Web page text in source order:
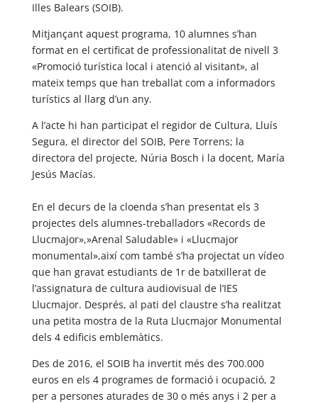
Illes Balears (SOIB).
Mitjançant aquest programa, 10 alumnes s’han
format en el certificat de professionalitat de nivell 3
«Promoció turística local i atenció al visitant», al
mateix temps que han treballat com a informadors
turístics al llarg d’un any.
A l’acte hi han participat el regidor de Cultura, Lluís
Segura, el director del SOIB, Pere Torrens; la
directora del projecte, Núria Bosch i la docent, María
Jesús Macías.
En el decurs de la cloenda s’han presentat els 3
projectes dels alumnes-treballadors «Records de
Llucmajor»,»Arenal Saludable» i «Llucmajor
monumental»,així com també s’ha projectat un vídeo
que han gravat estudiants de 1r de batxillerat de
l’assignatura de cultura audiovisual de l’IES
Llucmajor. Després, al pati del claustre s’ha realitzat
una petita mostra de la Ruta Llucmajor Monumental
dels 4 edificis emblemàtics.
Des de 2016, el SOIB ha invertit més des 700.000
euros en els 4 programes de formació i ocupació, 2
per a persones aturades de 30 o més anys i 2 per a